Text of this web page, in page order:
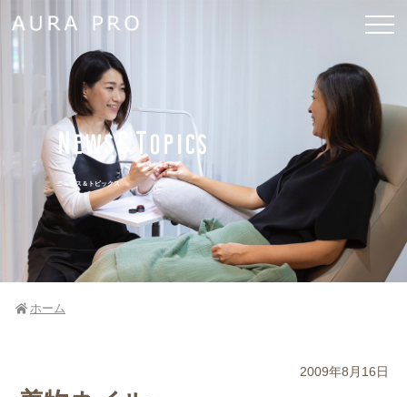
News&Topics
ニュース＆トピックス
ホーム
2009年8月16日